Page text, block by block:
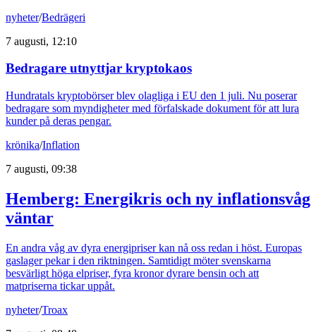
nyheter/Bedrägeri
7 augusti, 12:10
Bedragare utnyttjar kryptokaos
Hundratals kryptobörser blev olagliga i EU den 1 juli. Nu poserar
bedragare som myndigheter med förfalskade dokument för att lura
kunder på deras pengar.
krönika/Inflation
7 augusti, 09:38
Hemberg: Energikris och ny inflationsvåg
väntar
En andra våg av dyra energipriser kan nå oss redan i höst. Europas
gaslager pekar i den riktningen. Samtidigt möter svenskarna
besvärligt höga elpriser, fyra kronor dyrare bensin och att
matpriserna tickar uppåt.
nyheter/Troax